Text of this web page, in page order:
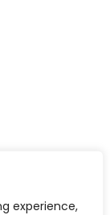
experience,